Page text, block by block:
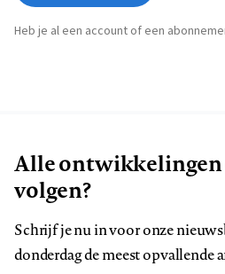
Heb je al een account of een
Alle ontwikkelingen
volgen?
Schrijf je nu in voor onze
donderdag de meest opvallende